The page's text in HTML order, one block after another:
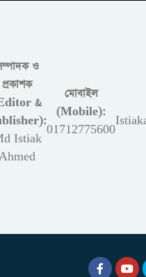
ও
প্রকাশক
&
Istiak
মোবাইল
(Mobile):
01712775600